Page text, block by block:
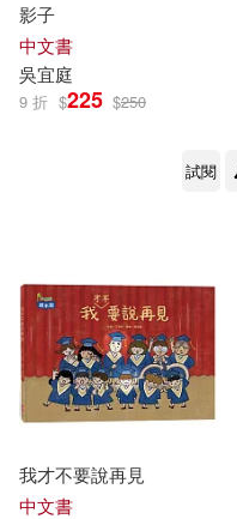
影子
中文書
吳宜庭
9 折 $225 $250
試閱
我才不要說再見
中文書